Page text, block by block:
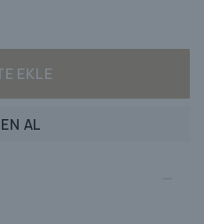
EKLE
AL